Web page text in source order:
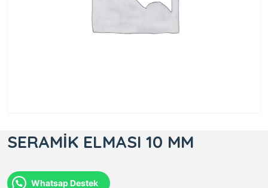
SERAMİK ELMASI 10 MM
Whatsap Destek